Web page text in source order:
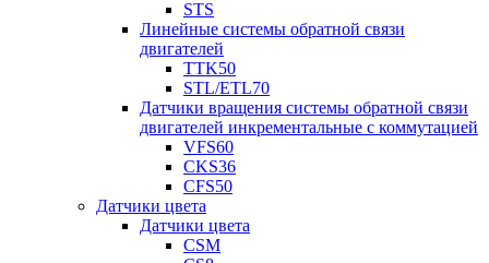
STS
Линейные системы обратной связи
двигателей
TTK50
STL/ETL70
Датчики вращения системы обратной связи
двигателей инкрементальные с коммутацией
VFS60
CKS36
CFS50
Датчики цвета
Датчики цвета
CSM